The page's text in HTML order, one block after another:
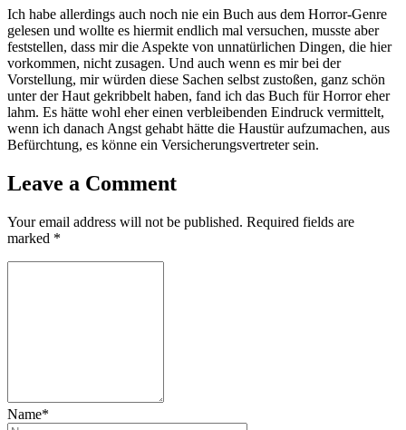
Ich habe allerdings auch noch nie ein Buch aus dem Horror-Genre
gelesen und wollte es hiermit endlich mal versuchen, musste aber
feststellen, dass mir die Aspekte von unnatürlichen Dingen, die hier
vorkommen, nicht zusagen. Und auch wenn es mir bei der
Vorstellung, mir würden diese Sachen selbst zustoßen, ganz schön
unter der Haut gekribbelt haben, fand ich das Buch für Horror eher
lahm. Es hätte wohl eher einen verbleibenden Eindruck vermittelt,
wenn ich danach Angst gehabt hätte die Haustür aufzumachen, aus
Befürchtung, es könne ein Versicherungsvertreter sein.
Leave a Comment
Your email address will not be published. Required fields are
marked *
Name*